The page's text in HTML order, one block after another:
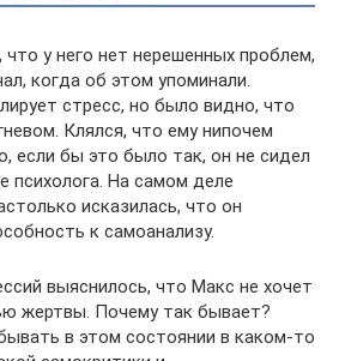
у него нет нерешенных проблем,
когда об этом упоминали.
стресс, но было видно, что
Клялся, что ему нипочем
если бы это было так, он не сидел
психолога. На самом деле
исказилась, что он
к самоанализу.
выяснилось, что Макс не хочет
жертвы. Почему так бывает?
в этом состоянии в каком-то